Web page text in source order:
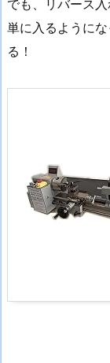
でも、リバース
単に入るように
る！